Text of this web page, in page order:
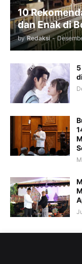
10
dan Enak di
by Redaksi -